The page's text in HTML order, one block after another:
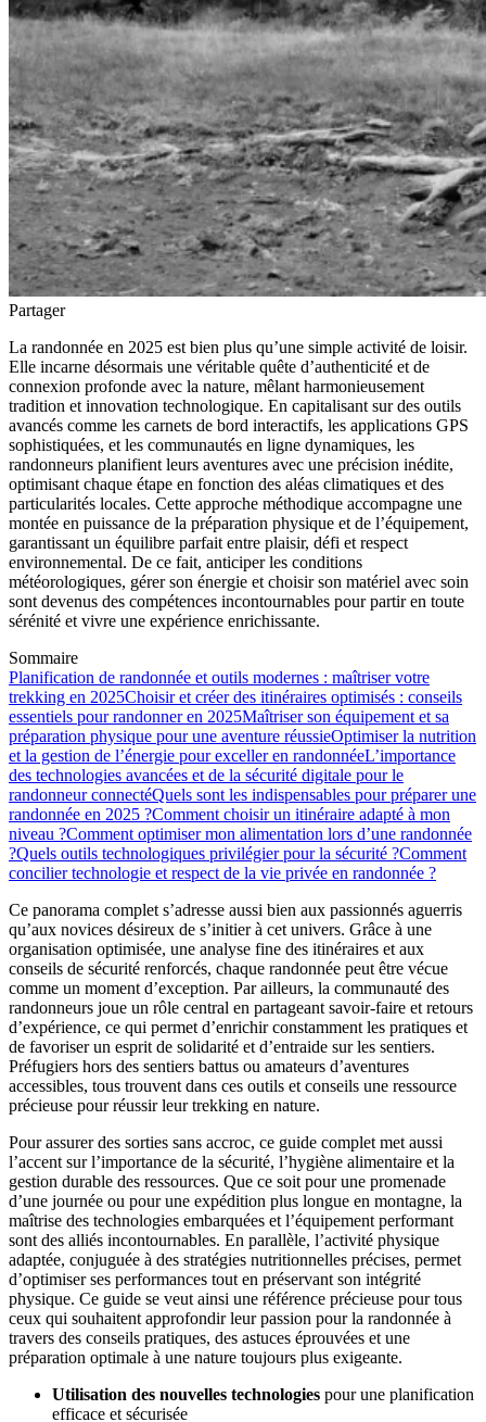
Partager
La randonnée en 2025 est bien plus qu’une simple activité de loisir.
Elle incarne désormais une véritable quête d’authenticité et de
connexion profonde avec la nature, mêlant harmonieusement
tradition et innovation technologique. En capitalisant sur des outils
avancés comme les carnets de bord interactifs, les applications GPS
sophistiquées, et les communautés en ligne dynamiques, les
randonneurs planifient leurs aventures avec une précision inédite,
optimisant chaque étape en fonction des aléas climatiques et des
particularités locales. Cette approche méthodique accompagne une
montée en puissance de la préparation physique et de l’équipement,
garantissant un équilibre parfait entre plaisir, défi et respect
environnemental. De ce fait, anticiper les conditions
météorologiques, gérer son énergie et choisir son matériel avec soin
sont devenus des compétences incontournables pour partir en toute
sérénité et vivre une expérience enrichissante.
Sommaire
Planification de randonnée et outils modernes : maîtriser votre
trekking en 2025Choisir et créer des itinéraires optimisés : conseils
essentiels pour randonner en 2025Maîtriser son équipement et sa
préparation physique pour une aventure réussieOptimiser la nutrition
et la gestion de l’énergie pour exceller en randonnéeL’importance
des technologies avancées et de la sécurité digitale pour le
randonneur connectéQuels sont les indispensables pour préparer une
randonnée en 2025 ?Comment choisir un itinéraire adapté à mon
niveau ?Comment optimiser mon alimentation lors d’une randonnée
?Quels outils technologiques privilégier pour la sécurité ?Comment
concilier technologie et respect de la vie privée en randonnée ?
Ce panorama complet s’adresse aussi bien aux passionnés aguerris
qu’aux novices désireux de s’initier à cet univers. Grâce à une
organisation optimisée, une analyse fine des itinéraires et aux
conseils de sécurité renforcés, chaque randonnée peut être vécue
comme un moment d’exception. Par ailleurs, la communauté des
randonneurs joue un rôle central en partageant savoir-faire et retours
d’expérience, ce qui permet d’enrichir constamment les pratiques et
de favoriser un esprit de solidarité et d’entraide sur les sentiers.
Préfugiers hors des sentiers battus ou amateurs d’aventures
accessibles, tous trouvent dans ces outils et conseils une ressource
précieuse pour réussir leur trekking en nature.
Pour assurer des sorties sans accroc, ce guide complet met aussi
l’accent sur l’importance de la sécurité, l’hygiène alimentaire et la
gestion durable des ressources. Que ce soit pour une promenade
d’une journée ou pour une expédition plus longue en montagne, la
maîtrise des technologies embarquées et l’équipement performant
sont des alliés incontournables. En parallèle, l’activité physique
adaptée, conjuguée à des stratégies nutritionnelles précises, permet
d’optimiser ses performances tout en préservant son intégrité
physique. Ce guide se veut ainsi une référence précieuse pour tous
ceux qui souhaitent approfondir leur passion pour la randonnée à
travers des conseils pratiques, des astuces éprouvées et une
préparation optimale à une nature toujours plus exigeante.
Utilisation des nouvelles technologies pour une planification
efficace et sécurisée